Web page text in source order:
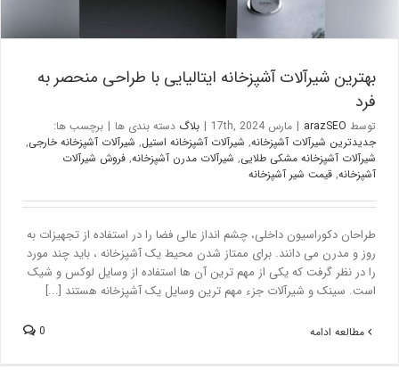
بهترین شیرآلات آشپزخانه ایتالیایی با طراحی منحصر به
فرد
توسطarazSEO
| مارس 17th, 2024 | بلاگدسته بندی ها
برچسب ها:
جدیدترین شیرآلات آشپزخانه,شیرآلات آشپزخانه استیل,شیرآلات آشپزخانه خارجی,
شیرآلات آشپزخانه مشکی طلایی,شیرآلات مدرن آشپزخانه,فروش شیرآلات
آشپزخانه,قیمت شیر آشپزخانه
طراحان دکوراسیون داخلی، چشم انداز عالی فضا را در استفاده از تجهیزات به
روز و مدرن می دانند. برای ممتاز شدن محیط یک آشپزخانه ، باید چند مورد
را در نظر گرفت که یکی از مهم ترین آن ها استفاده از وسایل لوکس و شیک
است. سینک و شیرآلات جزء مهم ترین وسایل یک آشپزخانه هستند [...]
مطالعه ادامه